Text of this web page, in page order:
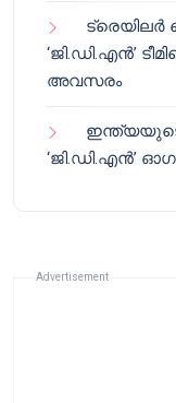
‘ജി.ഡി.എൻ’
അവസരം
‘ജി.ഡി.എൻ’
Advertisement